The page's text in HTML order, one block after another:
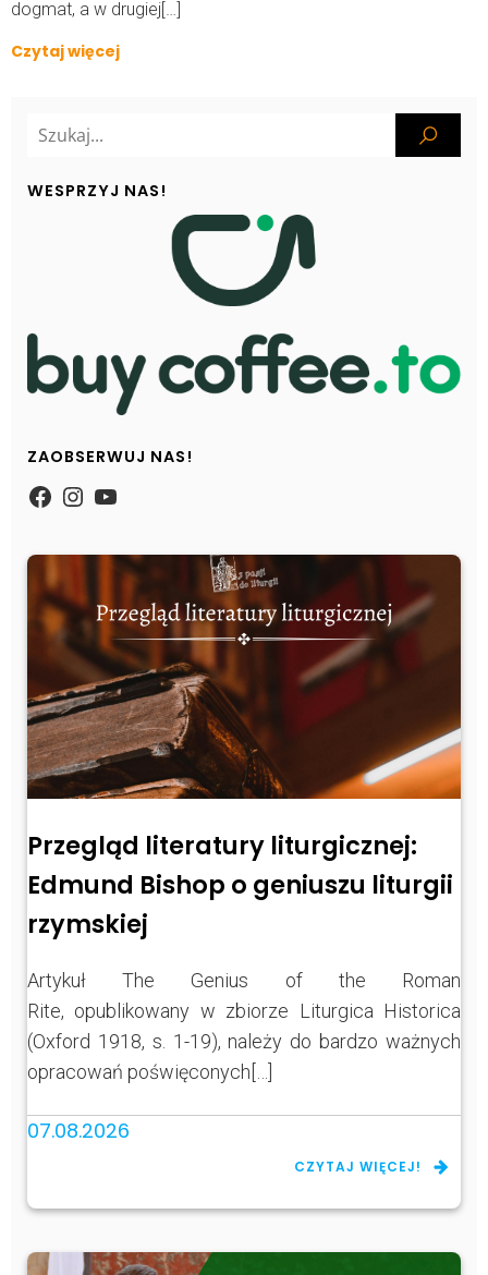
dogmat, a w drugiej[…]
Czytaj więcej
WESPRZYJ NAS!
ZAOBSERWUJ NAS!
https://www.facebook.com/
Instagram
YouTube
Przegląd literatury liturgicznej:
Edmund Bishop o geniuszu liturgii
rzymskiej
Artykuł The Genius of the Roman
Rite, opublikowany w zbiorze Liturgica Historica
(Oxford 1918, s. 1-19), należy do bardzo ważnych
opracowań poświęconych[…]
07.08.2026
CZYTAJ WIĘCEJ!